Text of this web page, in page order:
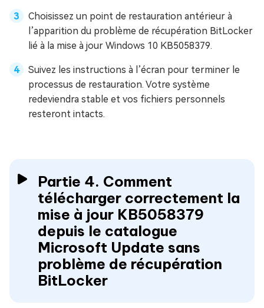
Choisissez un point de restauration antérieur à
l’apparition du problème de récupération BitLocker
lié à la mise à jour Windows 10 KB5058379.
Suivez les instructions à l’écran pour terminer le
processus de restauration. Votre système
redeviendra stable et vos fichiers personnels
resteront intacts.
Partie 4. Comment
télécharger correctement la
mise à jour KB5058379
depuis le catalogue
Microsoft Update sans
problème de récupération
BitLocker